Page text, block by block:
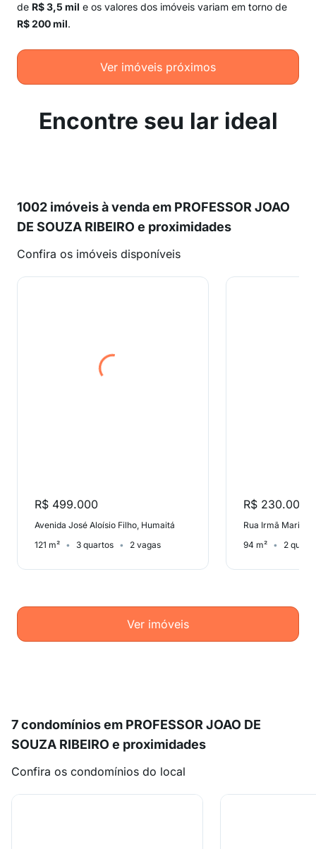
de R$ 3,5 mil e os valores dos imóveis variam em torno de
R$ 200 mil.
Ver imóveis próximos
Encontre seu lar ideal
1002 imóveis à venda em PROFESSOR JOAO
DE SOUZA RIBEIRO e proximidades
Confira os imóveis disponíveis
R$ 499.000
Avenida José Aloísio Filho, Humaitá
121 m²
3 quartos 2 vagas
R$ 230.000
94 m² 2
Ver imóveis
7 condomínios em PROFESSOR JOAO DE
SOUZA RIBEIRO e proximidades
Confira os condomínios do local